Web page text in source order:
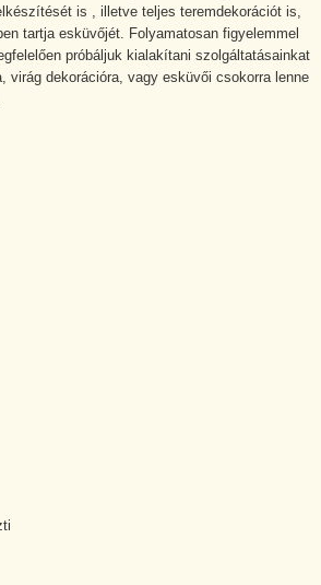
is , illetve teljes teremdekorációt is,
tartja esküvőjét. Folyamatosan figyelemmel
próbáljuk kialakítani szolgáltatásainkat
virág dekorációra, vagy esküvői csokorra lenne